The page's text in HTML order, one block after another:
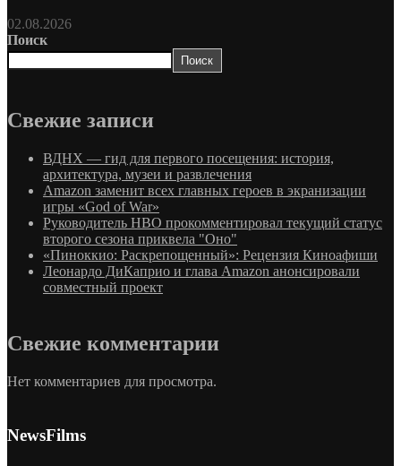
02.08.2026
Поиск
Поиск
Свежие записи
ВДНХ — гид для первого посещения: история,
архитектура, музеи и развлечения
Amazon заменит всех главных героев в экранизации
игры «God of War»
Руководитель HBO прокомментировал текущий статус
второго сезона приквела "Оно"
«Пиноккио: Раскрепощенный»: Рецензия Киноафиши
Леонардо ДиКаприо и глава Amazon анонсировали
совместный проект
Свежие комментарии
Нет комментариев для просмотра.
NewsFilms